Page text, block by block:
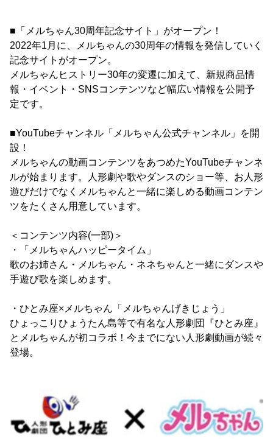
■「メルちゃん30周年記念サイト」がオープン！
2022年1月に、メルちゃんの30周年の情報を発信していく
記念サイトがオープン。
メルちゃんヒストリー30年の変遷に加えて、新規商品情
報・イベント・SNSコンテンツなど幅広い情報を公開予
定です。
■YouTubeチャンネル「メルちゃん公式チャンネル」を開
設！
メルちゃんの動画コンテンツをあつめたYouTubeチャンネ
ルが始まります。人形劇や歌やダンスのショー等、お人形
遊びだけでなくメルちゃんと一緒に楽しめる動画コンテン
ツをたくさん用意しています。
＜コンテンツ内容(一部)＞
・「メルちゃんハッピータイム」
歌のお姉さん・メルちゃん・ネネちゃんと一緒にダンスや
手遊び歌を楽しめます。
・ひとみ座×メルちゃん「メルちゃんげきじょう」
ひょっこりひょうたん島等で有名な人形劇団『ひとみ座』
とメルちゃんが初コラボ！今までにない人形劇動画が続々
登場。